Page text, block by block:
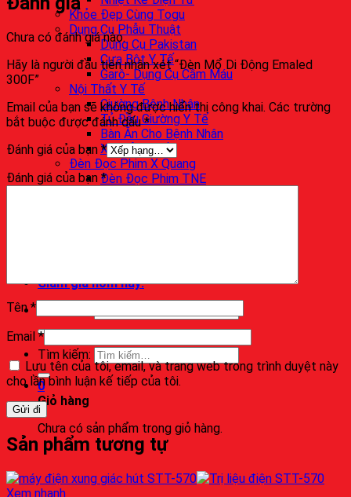
Khỏe Đẹp Cùng Togu
Dụng Cụ Phẫu Thuật
Dụng Cụ Pakistan
Cưa Bột Y Tế
Garô- Dụng Cụ Cầm Máu
Nội Thất Y Tế
Giường Bệnh Nhân
Tủ Đầu Giường Y Tế
Bàn Ăn Cho Bệnh Nhân
Xe Đẩy Y Tế
Đèn Đọc Phim X Quang
Đèn Đọc Phim TNE
Giảm giá hôm nay!
Tìm kiếm:
0
Giỏ hàng
Chưa có sản phẩm trong giỏ hàng.
Chưa có đánh giá nào.
Hãy là người đầu tiên nhận xét “Đèn Mổ Di Động Emaled
300F”
Email của bạn sẽ không được hiển thị công khai. Các trường
bắt buộc được đánh dấu*
Đánh giá của bạn*
Đánh giá của bạn *
Tên*
Email*
Lưu tên của tôi, email, và trang web trong trình duyệt này
cho lần bình luận kế tiếp của tôi.
Sản phẩm tương tự
Xem nhanh